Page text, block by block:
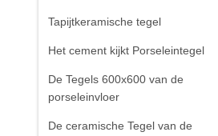
Tapijtkeramische tegel
Het cement kijkt Porseleintegel
De Tegels 600x600 van de
porseleinvloer
De ceramische Tegel van de